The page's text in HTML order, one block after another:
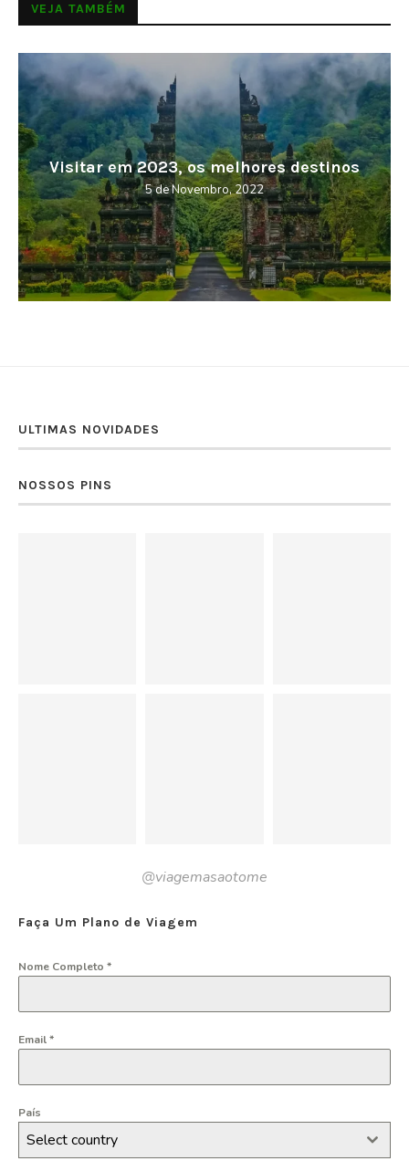
VEJA TAMBÉM
Visitar em 2023, os melhores destinos
5 de Novembro, 2022
ULTIMAS NOVIDADES
NOSSOS PINS
@viagemasaotome
Faça Um Plano de Viagem
Nome Completo *
Email*
País
Select country